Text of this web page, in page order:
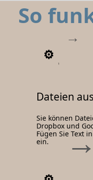
So
1
Dateien
Sie können
Dropbox und
Fügen Sie Text
ein.